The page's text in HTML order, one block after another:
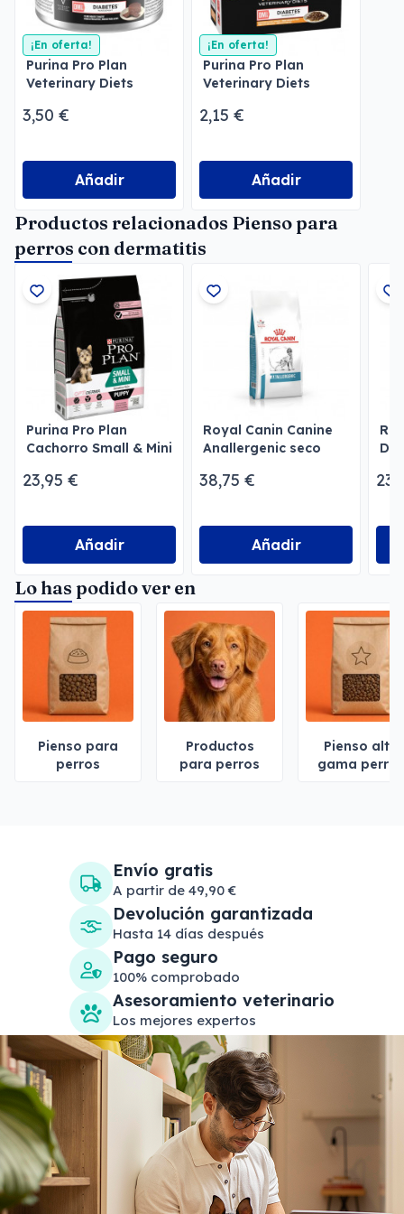
¡En oferta!
Purina Pro Plan
Veterinary Diets
3,50 €
Añadir
¡En oferta!
Purina Pro Plan
Veterinary Diets
Pollo
2,15 €
Añadir
Productos relacionados Pienso para
perros con dermatitis
Purina Pro Plan
Cachorro Small & Mini
23,95 €
Añadir
Royal Canin Canine
Anallergenic seco
38,75 €
Añadir
Lo has podido ver en
Pienso para
perros
Productos
para perros
Pienso alta
gama perros
Envío gratis
A partir de 49,90 €
Devolución garantizada
Hasta 14 días después
Pago seguro
100% comprobado
Asesoramiento veterinario
Los mejores expertos